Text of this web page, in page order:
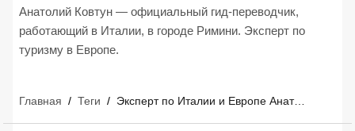
Анатолий Ковтун — официальный гид-переводчик,
работающий в Италии, в городе Римини. Эксперт по
туризму в Европе.
Главная / Теги / Эксперт по Италии и Европе Анатолий Ковтун